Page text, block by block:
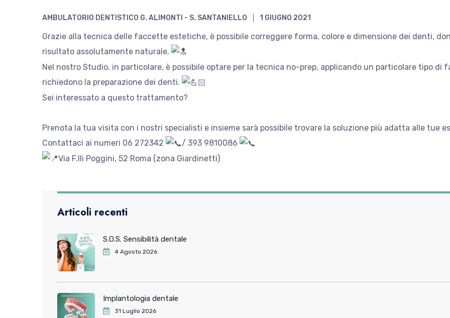
AMBULATORIO DENTISTICO G. ALIMONTI - S. SANTANIELLO 1 GIUGNO 2021
Grazie alla tecnica delle faccette estetiche, è possibile correggere forma, colore e dimensione dei denti,
risultato assolutamente naturale.
Nel nostro Studio, in particolare, è possibile optare per la tecnica no-prep, applicando un particolare tipo di
richiedono la preparazione dei denti.
Sei interessato a questo trattamento?
Prenota la tua visita con i nostri specialisti e insieme sarà possibile trovare la soluzione più adatta alle tue
Contattaci ai numeri 06 272342
/ 393 9810086
Via F.lli Poggini, 52 Roma (zona Giardinetti)
Articoli recenti
S.O.S. Sensibilità dentale
4 Agosto 2026
Implantologia dentale
31 Luglio 2026